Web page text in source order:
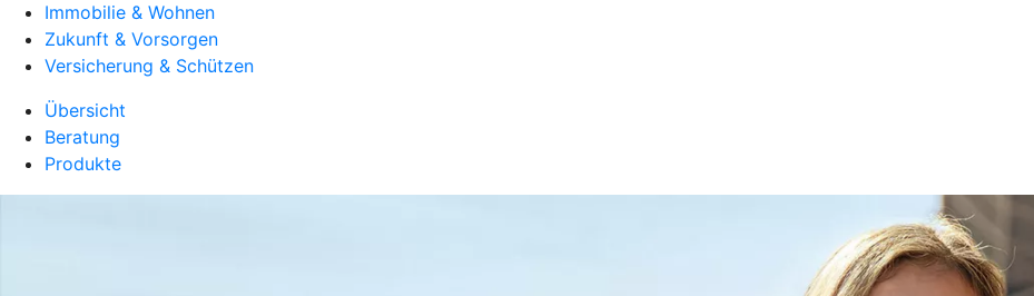
Immobilie & Wohnen
Zukunft & Vorsorgen
Versicherung & Schützen
Übersicht
Beratung
Produkte